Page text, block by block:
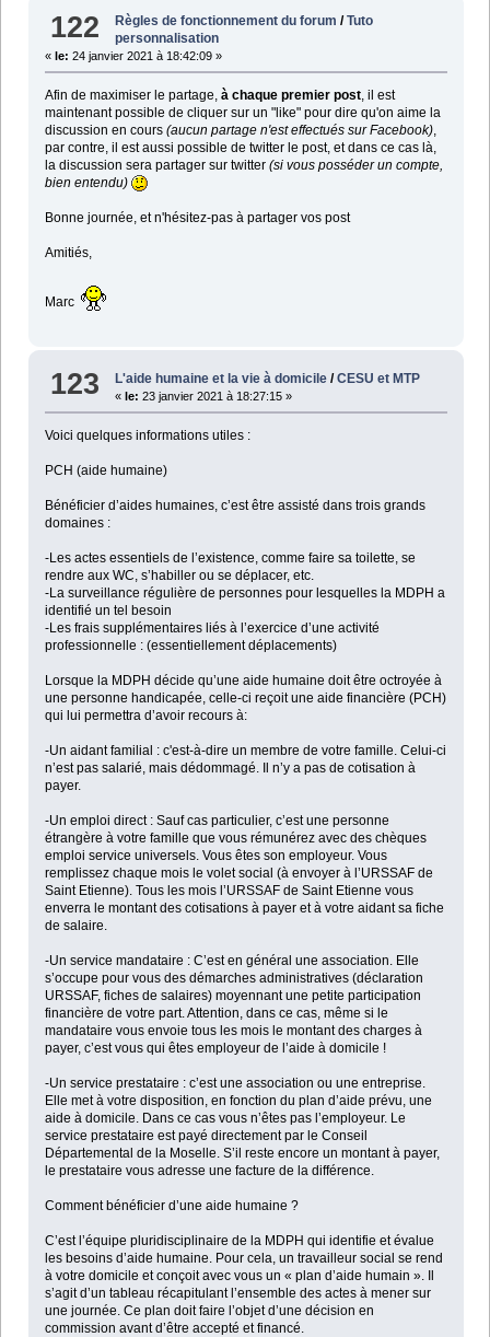
122 Règles de fonctionnement du forum /Tuto
personnalisation
« le: 24 janvier 2021 à 18:42:09 »
Afin de maximiser le partage, à chaque premier post, il est
maintenant possible de cliquer sur un "like" pour dire qu'on aime la
discussion en cours (aucun partage n'est effectués sur Facebook),
par contre, il est aussi possible de twitter le post, et dans ce cas là,
la discussion sera partager sur twitter (si vous posséder un compte,
bien entendu)
Bonne journée, et n'hésitez-pas à partager vos post
Amitiés,
Marc
123 L'aide humaine et la vie à domicile /CESU et MTP
«le: 23 janvier 2021 à 18:27:15 »
Voici quelques informations utiles :
PCH (aide humaine)
Bénéficier d’aides humaines, c’est être assisté dans trois grands
domaines :
-Les actes essentiels de l’existence, comme faire sa toilette, se
rendre aux WC, s’habiller ou se déplacer, etc.
-La surveillance régulière de personnes pour lesquelles la MDPH a
identifié un tel besoin
-Les frais supplémentaires liés à l’exercice d’une activité
professionnelle : (essentiellement déplacements)
Lorsque la MDPH décide qu’une aide humaine doit être octroyée à
une personne handicapée, celle-ci reçoit une aide financière (PCH)
qui lui permettra d’avoir recours à:
-Un aidant familial : c'est-à-dire un membre de votre famille. Celui-ci
n’est pas salarié, mais dédommagé. Il n’y a pas de cotisation à
payer.
-Un emploi direct : Sauf cas particulier, c’est une personne
étrangère à votre famille que vous rémunérez avec des chèques
emploi service universels. Vous êtes son employeur. Vous
remplissez chaque mois le volet social (à envoyer à l’URSSAF de
Saint Etienne). Tous les mois l’URSSAF de Saint Etienne vous
enverra le montant des cotisations à payer et à votre aidant sa fiche
de salaire.
-Un service mandataire : C’est en général une association. Elle
s’occupe pour vous des démarches administratives (déclaration
URSSAF, fiches de salaires) moyennant une petite participation
financière de votre part. Attention, dans ce cas, même si le
mandataire vous envoie tous les mois le montant des charges à
payer, c’est vous qui êtes employeur de l’aide à domicile !
-Un service prestataire : c’est une association ou une entreprise.
Elle met à votre disposition, en fonction du plan d’aide prévu, une
aide à domicile. Dans ce cas vous n’êtes pas l’employeur. Le
service prestataire est payé directement par le Conseil
Départemental de la Moselle. S’il reste encore un montant à payer,
le prestataire vous adresse une facture de la différence.
Comment bénéficier d’une aide humaine ?
C’est l’équipe pluridisciplinaire de la MDPH qui identifie et évalue
les besoins d’aide humaine. Pour cela, un travailleur social se rend
à votre domicile et conçoit avec vous un « plan d’aide humain ». Il
s’agit d’un tableau récapitulant l’ensemble des actes à mener sur
une journée. Ce plan doit faire l’objet d’une décision en
commission avant d’être accepté et financé.